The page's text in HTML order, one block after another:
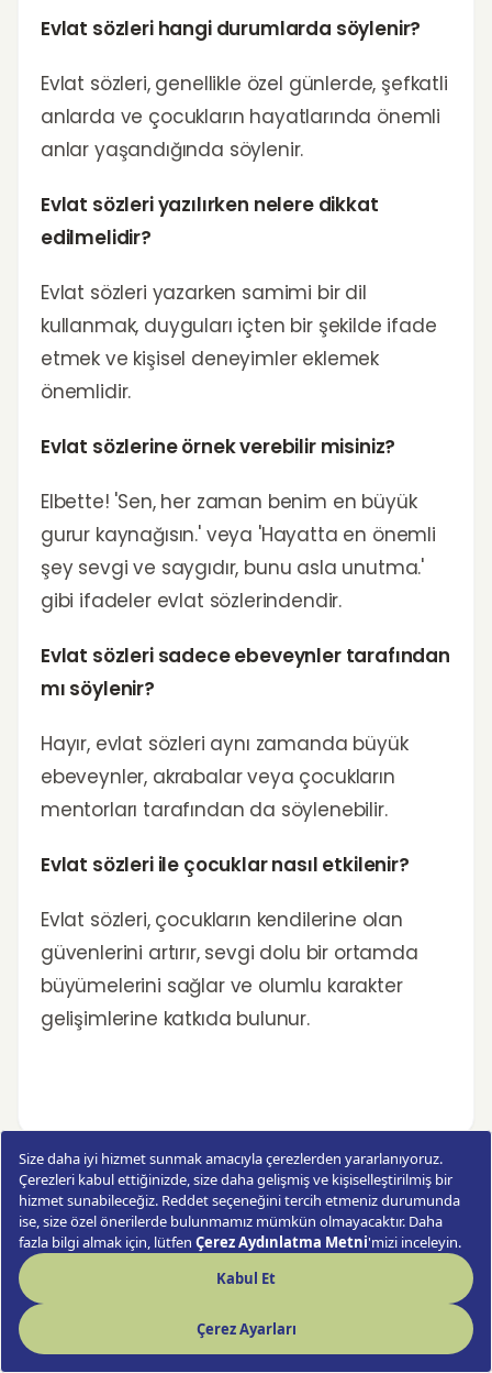
Evlat sözleri hangi durumlarda söylenir?
Evlat sözleri, genellikle özel günlerde, şefkatli
anlarda ve çocukların hayatlarında önemli
anlar yaşandığında söylenir.
Evlat sözleri yazılırken nelere dikkat
edilmelidir?
Evlat sözleri yazarken samimi bir dil
kullanmak, duyguları içten bir şekilde ifade
etmek ve kişisel deneyimler eklemek
önemlidir.
Evlat sözlerine örnek verebilir misiniz?
Elbette! 'Sen, her zaman benim en büyük
gurur kaynağısın.' veya 'Hayatta en önemli
şey sevgi ve saygıdır, bunu asla unutma.'
gibi ifadeler evlat sözlerindendir.
Evlat sözleri sadece ebeveynler tarafından
mı söylenir?
Hayır, evlat sözleri aynı zamanda büyük
ebeveynler, akrabalar veya çocukların
mentorları tarafından da söylenebilir.
Evlat sözleri ile çocuklar nasıl etkilenir?
Evlat sözleri, çocukların kendilerine olan
güvenlerini artırır, sevgi dolu bir ortamda
büyümelerini sağlar ve olumlu karakter
gelişimlerine katkıda bulunur.
İlgili Ürünler
Pembe Şakayık Buketi
Pembe Saksı Lilyum
Love Kırmızı Gül Buketi
Buketi